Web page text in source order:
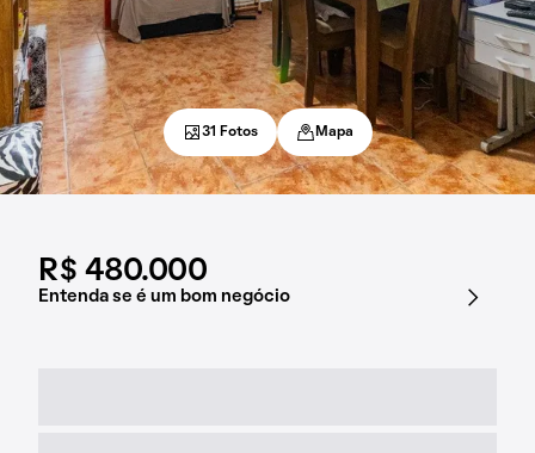
R$ 480.000
Entenda se é um bom negócio
31 Fotos Mapa